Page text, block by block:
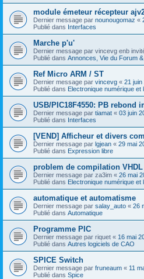
module émeteur récepteur
Dernier message par nounougomaz «
Publié dans Interfaces
Marche p'u'
Dernier message par vincevg enb
Publié dans Annonces, Vie du Forum
Ref Micro ARM / ST
Dernier message par vincevg « 21 juin
Publié dans Electronique numérique et
USB/PIC18F4550: PB rebond
Dernier message par tiamat « 03 juin
Publié dans Interfaces
[VEND] Afficheur et divers
Dernier message par lgjean « 29 mai
Publié dans Expression libre
problem de compilation VHDL
Dernier message par za3im « 26 mai
Publié dans Electronique numérique et
automatique et automatisme
Dernier message par salay_auto « 26
Publié dans Automatique
Programme PIC
Dernier message par riquet « 16 mai
Publié dans Autres logiciels de CAO
SPICE Switch
Dernier message par fruneaum « 11
Publié dans Spice